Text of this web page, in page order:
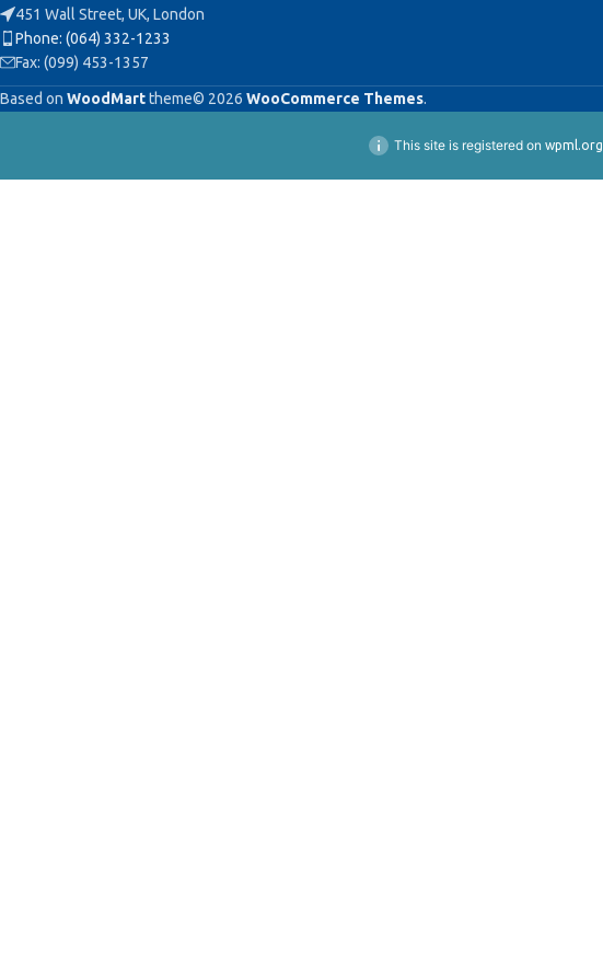
451 Wall Street, UK, London
Phone: (064) 332-1233
Fax: (099) 453-1357
Based on WoodMarttheme© 2026 WooCommerce Themes.
This site is registered on wpml.org